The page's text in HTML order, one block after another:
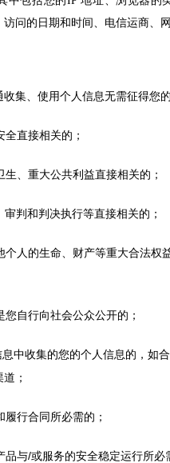
问的日期和时间、电信运商、
收集、使用个人信息无需征得您
直接相关的；
、重大公共利益直接相关的；
判和判决执行等直接相关的；
个人的生命、财产等重大合法权
自行向社会公众公开的；
中收集的您的个人信息的，如
；
行合同所必需的；
品与/或服务的安全稳定运行所必